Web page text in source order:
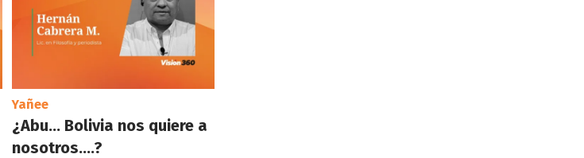
Yañee
¿Abu… Bolivia nos quiere a
nosotros….?